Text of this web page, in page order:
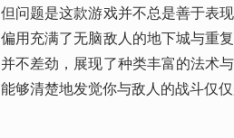
但问题是这款游戏并不总是善于表
偏用充满了无脑敌人的地下城与重
并不差劲，展现了种类丰富的法术
能够清楚地发觉你与敌人的战斗仅